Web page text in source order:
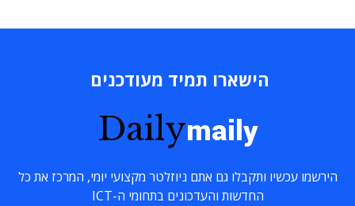
הישארו תמיד מעודכנים
Dailymaily
הירשמו עכשיו ותקבלו גם אתם ניוזלטר מקצועי יומי, המרכז את כל
החדשות והעדכונים בתחומי ה-ICT